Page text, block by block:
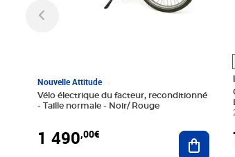
Nouvelle Attitude
Vélo électrique du facteur, reconditionné
- Taille normale - Noir/ Rouge
1 490,00€ Ajouter